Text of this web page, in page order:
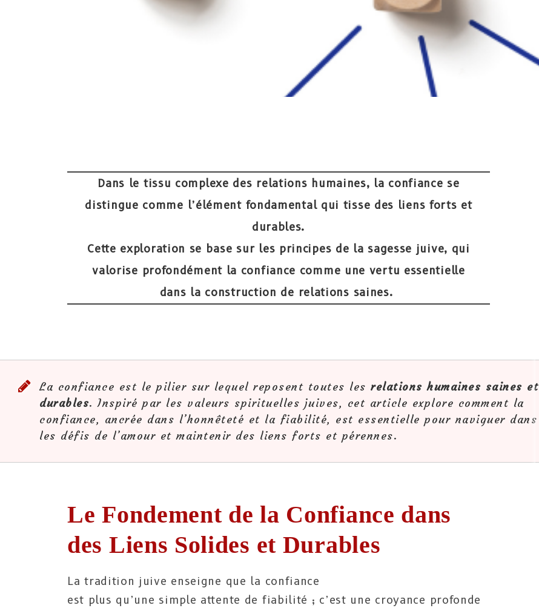
Dans le tissu complexe des relations humaines, la confiance se
distingue comme l’élément fondamental qui tisse des liens forts et
durables.
Cette exploration se base sur les principes de la sagesse juive, qui
valorise profondément la confiance comme une vertu essentielle
dans la construction de relations saines.
La confiance est le pilier sur lequel reposent toutes les relations humaines saines et
durables. Inspiré par les valeurs spirituelles juives, cet article explore comment la
confiance, ancrée dans l’honnêteté et la fiabilité, est essentielle pour naviguer dans
les défis de l’amour et maintenir des liens forts et pérennes.
Le Fondement de la Confiance dans
des Liens Solides et Durables
La tradition juive enseigne que la confiance
est plus qu’une simple attente de fiabilité ; c’est une croyance profonde